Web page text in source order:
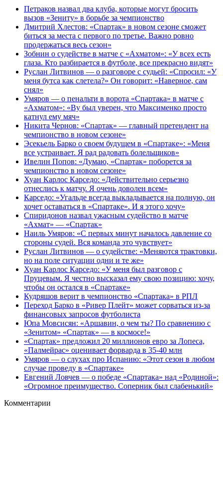
Петраков назвал два клуба, которые могут бросить
вызов «Зениту» в борьбе за чемпионство
Дмитрий Хлестов: «Спартак» в новом сезоне сможет
биться за места с первого по третье. Важно ровно
продержаться весь сезон»
Зобнин о судействе в матче с «Ахматом»: «У всех есть
глаза. Кто разбирается в футболе, все прекрасно видят»
Руслан Литвинов — о разговоре с судьей: «Спросил: «У
меня бутса как слетела?» Он говорит: «Наверное, сам
снял»
Умяров — о пенальти в ворота «Спартака» в матче с
«Ахматом»: «Ву был уверен, что Максименко просто
катнул ему мяч»
Никита Чернов: «Спартак» — главный претендент на
чемпионство в новом сезоне»
Эсекьель Барко о своем будущем в «Спартаке»: «Меня
все устраивает. Я рад радовать болельщиков»
Ивелин Попов: «Думаю, «Спартак» поборется за
чемпионство в новом сезоне»
Хуан Карлос Карседо: «Действительно серьезно
отнеслись к матчу. Я очень доволен всем»
Карседо: «Угальде всегда выкладывается на полную, он
хочет оставаться в «Спартаке». И я этого хочу»
Спиридонов назвал ужасным судейство в матче
«Ахмат» — «Спартак»
Наиль Умяров: «С первых минут началось давление со
стороны судей. Вся команда это чувствует»
Руслан Литвинов — о судействе: «Меняются трактовки,
но на поле ситуации одни и те же»
Хуан Карлос Карседо: «У меня был разговор с
Пруцевым. Я честно высказал ему свою позицию: хочу,
чтобы он остался в «Спартаке»
Кудряшов верит в чемпионство «Спартака» в РПЛ
Переход Барко в «Ривер Плейт» может сорваться из‑за
финансовых запросов футболиста
Юпа Мовсисян: «Аршавин, о чем ты? По сравнению с
«Зенитом» «Спартак» — в космосе!»
«Спартак» предложил 20 миллионов евро за Лопеса,
«Палмейрас» оценивает форварда в 35-40 млн
Умяров — о слухах про Испанию: «Этот сезон в любом
случае проведу в «Спартаке»
Евгений Ловчев — о победе «Спартака» над «Родиной»:
«Огромное преимущество. Соперник был слабенький»
Комментарии